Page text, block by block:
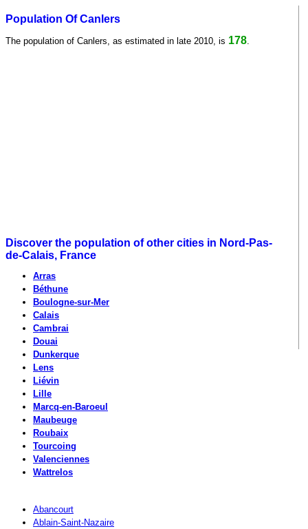
Population Of Canlers
The population of Canlers, as estimated in late 2010, is 178
Discover the population of other cities in Nord-Pas-
de-Calais, France
Arras
Béthune
Boulogne-sur-Mer
Calais
Cambrai
Douai
Dunkerque
Lens
Liévin
Lille
Marcq-en-Baroeul
Maubeuge
Roubaix
Tourcoing
Valenciennes
Wattrelos
Abancourt
Ablain-Saint-Nazaire